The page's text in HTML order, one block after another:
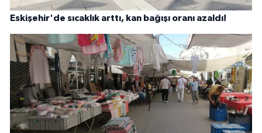
Eskişehir'de sıcaklık arttı, kan bağışı oranı azaldı!